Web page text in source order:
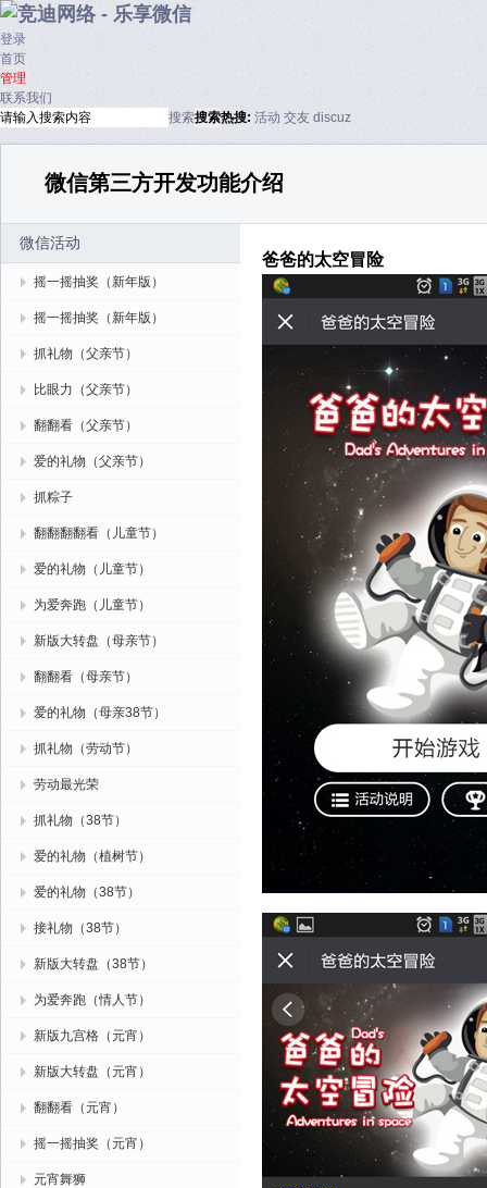
登录
首页
管理
联系我们
搜索搜索热搜: 活动 交友 discuz
微信第三方开发功能介绍
微信活动
摇一摇抽奖（新年版）
摇一摇抽奖（新年版）
抓礼物（父亲节）
比眼力（父亲节）
翻翻看（父亲节）
爱的礼物（父亲节）
抓粽子
翻翻翻翻看（儿童节）
爱的礼物（儿童节）
为爱奔跑（儿童节）
新版大转盘（母亲节）
翻翻看（母亲节）
爱的礼物（母亲38节）
抓礼物（劳动节）
劳动最光荣
抓礼物（38节）
爱的礼物（植树节）
爱的礼物（38节）
接礼物（38节）
新版大转盘（38节）
为爱奔跑（情人节）
新版九宫格（元宵）
新版大转盘（元宵）
翻翻看（元宵）
摇一摇抽奖（元宵）
元宵舞狮
爸爸的太空冒险